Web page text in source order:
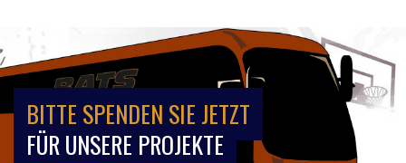
BITTE SPENDEN SIE JETZT
FÜR UNSERE PROJEKTE